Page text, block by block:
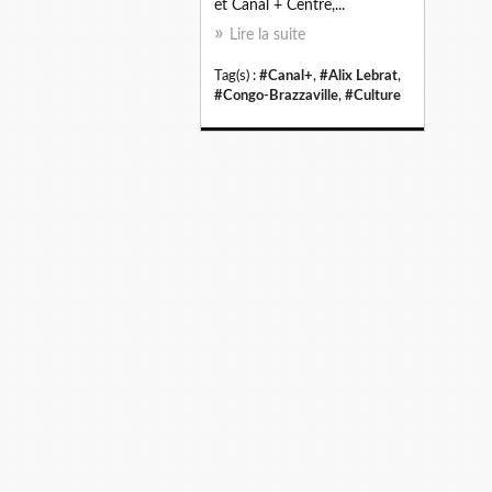
et Canal + Centre,...
Lire la suite
Tag(s) : #Canal+, #Alix Lebrat,
#Congo-Brazzaville, #Culture